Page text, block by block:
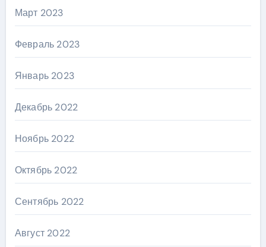
Март 2023
Февраль 2023
Январь 2023
Декабрь 2022
Ноябрь 2022
Октябрь 2022
Сентябрь 2022
Август 2022